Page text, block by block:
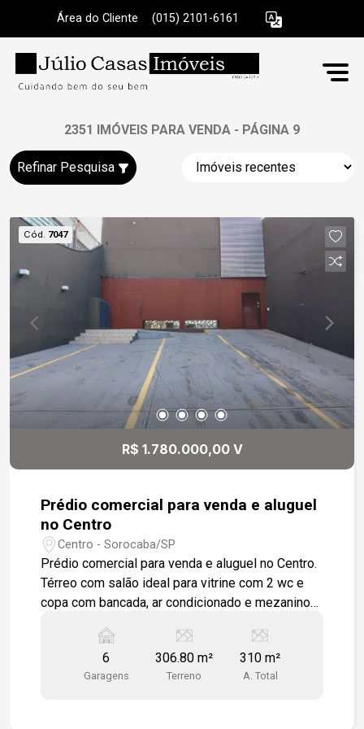
Área do Cliente (015) 2101-6161
2351 IMÓVEIS PARA VENDA - PÁGINA 9
Refinar Pesquisa
Cód. 7047
R$ 1.780.000,00 V
Prédio comercial para venda e aluguel
no Centro
Centro - Sorocaba/SP
Prédio comercial para venda e aluguel no Centro.
Térreo com salão ideal para vitrine com 2 wc e
copa com bancada, ar condicionado e mezanino
para atendimento ao cliente, podendo também
ser integrado a parte de escritório. Espaço de
ADM com 2 salas e wc, mezanino com 3 salas e
6
Garagens
306.80 m²
Terreno
310 m²
A. Total